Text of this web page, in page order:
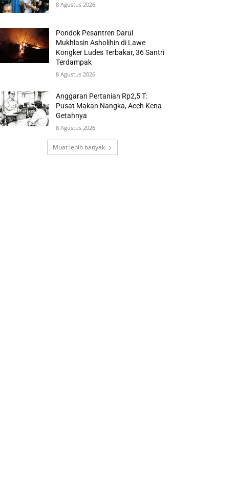
8 Agustus 2026
Pondok Pesantren Darul
Mukhlasin Asholihin di Lawe
Kongker Ludes Terbakar, 36 Santri
Terdampak
8 Agustus 2026
Anggaran Pertanian Rp2,5 T:
Pusat Makan Nangka, Aceh Kena
Getahnya
8 Agustus 2026
Muat lebih banyak